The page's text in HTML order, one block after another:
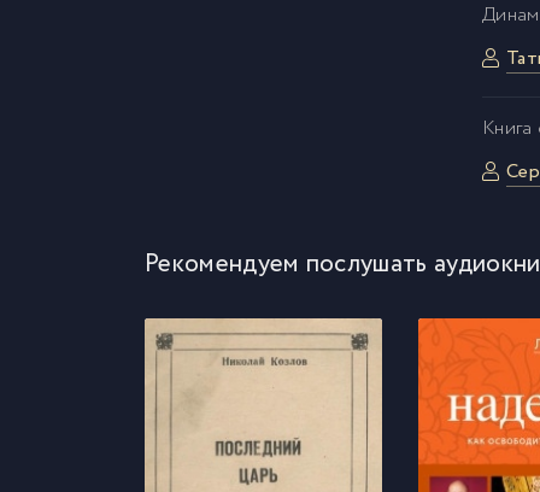
Рекомендуем послушать